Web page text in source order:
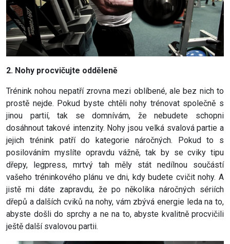
2. Nohy procvičujte odděleně
Trénink nohou nepatří zrovna mezi oblíbené, ale bez nich to
prostě nejde. Pokud byste chtěli nohy trénovat společně s
jinou partií, tak se domnívám, že nebudete schopni
dosáhnout takové intenzity. Nohy jsou velká svalová partie a
jejich trénink patří do kategorie náročných. Pokud to s
posilováním myslíte opravdu vážně, tak by se cviky tipu
dřepy, legpress, mrtvý tah měly stát nedílnou součástí
vašeho tréninkového plánu ve dni, kdy budete cvičit nohy. A
jistě mi dáte zapravdu, že po několika náročných sériích
dřepů a dalších cviků na nohy, vám zbývá energie leda na to,
abyste došli do sprchy a ne na to, abyste kvalitně procvičili
ještě další svalovou partii.